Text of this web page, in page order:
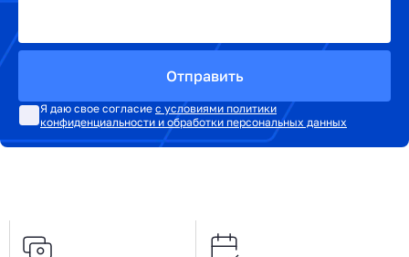
Отправить
Я даю свое согласие с условиями политики
конфиденциальности и обработки персональных данных